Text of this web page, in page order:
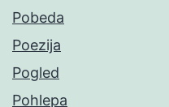
Pobeda
Poezija
Pogled
Pohlepa